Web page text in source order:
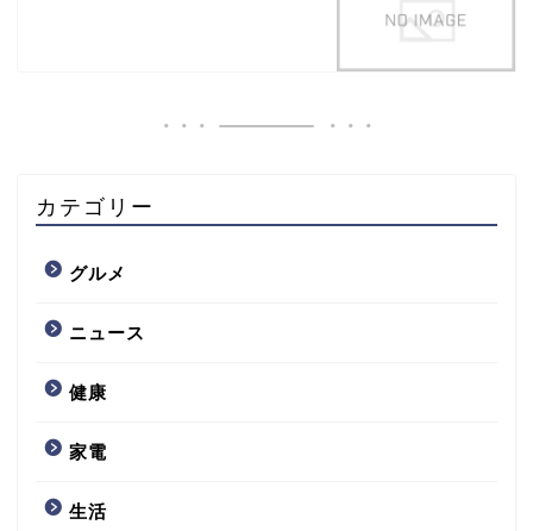
カテゴリー
グルメ
ニュース
健康
家電
生活